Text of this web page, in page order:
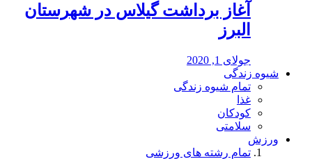
آغاز برداشت گیلاس در شهرستان
البرز
جولای 1, 2020
شیوه زندگی
تمام شیوه زندگی
غذا
کودکان
سلامتی
ورزش
تمام رشته های ورزشی